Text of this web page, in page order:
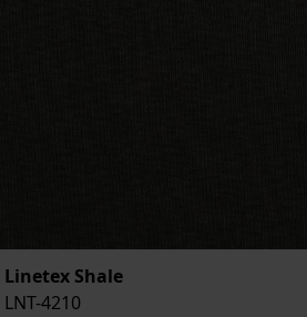
Linetex Shale
LNT-4210